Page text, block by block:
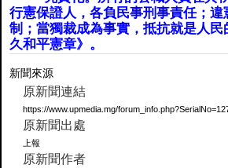
行憲保證人，各負民事刑事責任；違
制；當獨裁成為事實，抵抗就是人民
久和平憲章》。
新聞來源
原新聞連結
https://www.upmedia.mg/
原新聞出處
上報
原新聞作者